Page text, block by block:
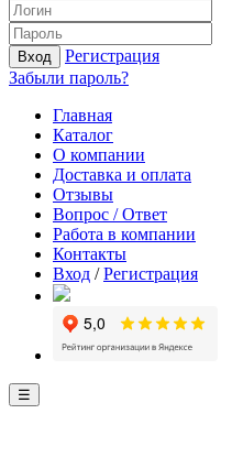
Вход
Регистрация
Забыли пароль?
Главная
Каталог
О компании
Доставка и оплата
Отзывы
Вопрос / Ответ
Работа в компании
Контакты
Вход /Регистрация
☰